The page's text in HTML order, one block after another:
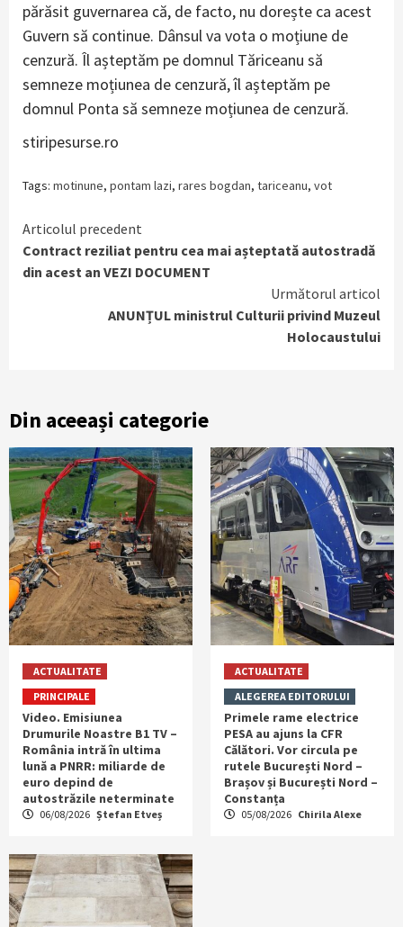
părăsit guvernarea că, de facto, nu dorește ca acest
Guvern să continue. Dânsul va vota o moțiune de
cenzură. Îl așteptăm pe domnul Tăriceanu să
semneze moțiunea de cenzură, îl așteptăm pe
domnul Ponta să semneze moțiunea de cenzură.
stiripesurse.ro
Tags: motinune, pontam lazi, rares bogdan, tariceanu, vot
Continue
Reading
Articolul precedent
Contract reziliat pentru cea mai așteptată autostradă
din acest an VEZI DOCUMENT
Următorul articol
ANUNȚUL ministrul Culturii privind Muzeul
Holocaustului
Din aceeași categorie
ACTUALITATE
PRINCIPALE
Video. Emisiunea
Drumurile Noastre B1 TV –
România intră în ultima
lună a PNRR: miliarde de
euro depind de
autostrăzile neterminate
06/08/2026 Ștefan Etveș
ACTUALITATE
ALEGEREA EDITORULUI
Primele rame electrice
PESA au ajuns la CFR
Călători. Vor circula pe
rutele București Nord –
Brașov și București Nord –
Constanța
05/08/2026 Chirila Alexe